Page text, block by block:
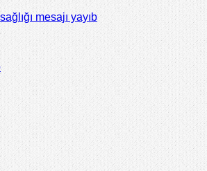
mesajı yayıb